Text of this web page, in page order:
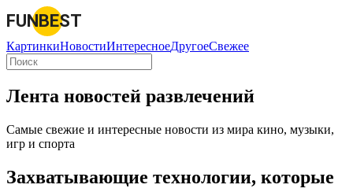
FUNBEST
КартинкиНовостиИнтересноеДругоеСвежее
Лента новостей развлечений
Самые свежие и интересные новости из мира кино, музыки,
игр и спорта
Захватывающие технологии, которые